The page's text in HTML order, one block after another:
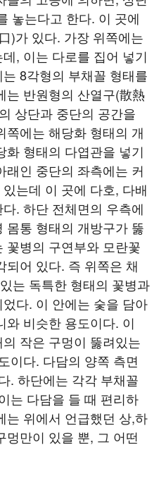
놓는다고 한다. 이 곳에
)가 있다. 가장 위쪽에는
, 이는 다로를 집어 넣기
8각형의 부채꼴 형태를
는 반원형의 산열구(散熱
상단과 중단의 공간을
쪽에는 해당화 형태의 개
화 형태의 다엽관을 넣기
래인 중단의 좌측에는 커
는데 이 곳에 다호, 다배
. 하단 전체면의 우측에
몸통 형태의 개방구가 뚫
꽃병의 구연부와 모란꽃
되어 있다. 즉 위쪽은 채
는 독특한 형태의 꽃병과
다. 이 안에는 숯을 담아
와 비슷한 용도이다. 이
작은 구멍이 뚫려있는
이다. 다담의 양쪽 측면
. 하단에는 각각 부채꼴
는 다담을 들 때 편리하
는 위에서 언급했던 상,하
멍만이 있을 뿐, 그 어떤